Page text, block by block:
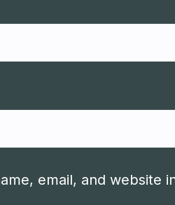
email, and website